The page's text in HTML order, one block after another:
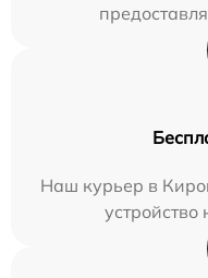
Наш курьер в
устройство